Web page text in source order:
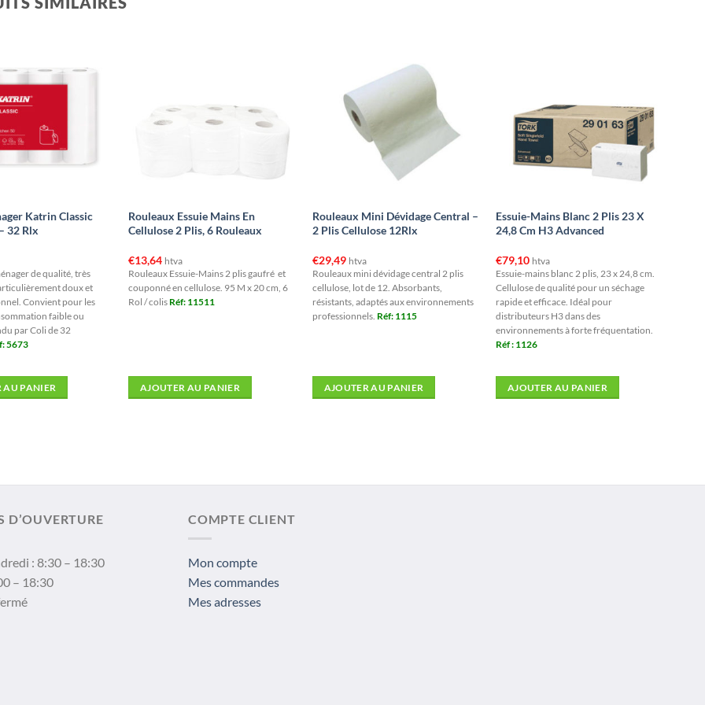
Katrin Classic
32 Rlx
de qualité, très
doux et
Convient pour les
faible ou
par Coli de 32
5673
AU PANIER
Rouleaux Essuie Mains En
Cellulose 2 Plis, 6 Rouleaux
€13,64 htva
Rouleaux Essuie-Mains 2 plis gaufré et
couponné en cellulose. 95 M x 20 cm, 6
Rol / colis Réf: 11511
AJOUTER AU PANIER
Rouleaux Mini Dévidage Central –
2 Plis Cellulose 12Rlx
€29,49 htva
Rouleaux mini dévidage central 2 plis
cellulose, lot de 12. Absorbants,
résistants, adaptés aux environnements
professionnels. Réf: 1115
AJOUTER AU PANIER
Essuie-Mains Blanc 2 Plis 23 X
24,8 Cm H3 Advanced
€79,10 htva
Essuie-mains blanc 2 plis, 23 x 24,8 cm.
Cellulose de qualité pour un séchage
rapide et efficace. Idéal pour
distributeurs H3 dans des
environnements à forte fréquentation.
Réf : 1126
AJOUTER AU PANIER
D’OUVERTURE
: 8:30 – 18:30
– 18:30
COMPTE CLIENT
Mon compte
Mes commandes
Mes adresses